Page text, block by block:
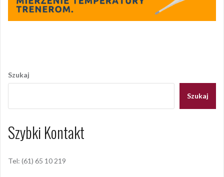
wpisu
Szukaj
Szukaj
Szybki Kontakt
Tel: (61) 65 10 219